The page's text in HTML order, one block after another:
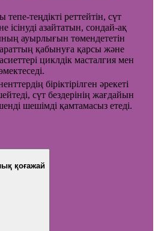
тепе-теңдікті реттейтін, сүт
ісінуді азайтатын, сондай-ақ
ауырлығын төмендететін
қабынуға қарсы және
циклдік масталгия мен
біріктірілген әрекеті
сүт бездерінің жағдайын
шешімді қамтамасыз етеді.
қоғажай